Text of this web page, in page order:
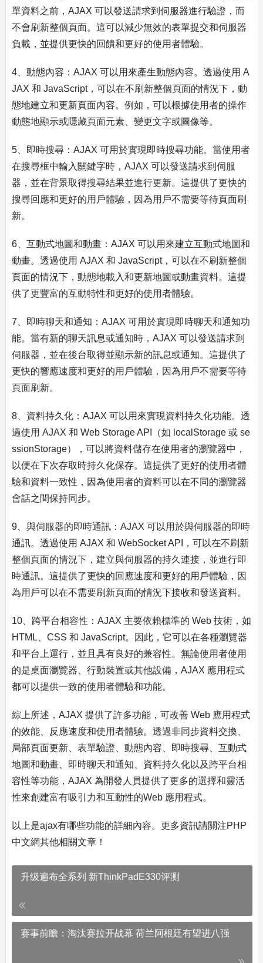
單資料之前，AJAX 可以發送請求到伺服器進行驗證，而
不會刷新整個頁面。這可以減少無效的表單提交和伺服器
負載，並提供更快的回饋和更好的使用者體驗。
4、動態內容：AJAX 可以用來產生動態內容。透過使用 A
JAX 和 JavaScript，可以在不刷新整個頁面的情況下，動
態地建立和更新頁面內容。例如，可以根據使用者的操作
動態地顯示或隱藏頁面元素、變更文字或圖像等。
5、即時搜尋：AJAX 可用於實現即時搜尋功能。當使用者
在搜尋框中輸入關鍵字時，AJAX 可以發送請求到伺服
器，並在背景取得搜尋結果並進行更新。這提供了更快的
搜尋回應和更好的用戶體驗，因為用戶不需要等待頁面刷
新。
6、互動式地圖和動畫：AJAX 可以用來建立互動式地圖和
動畫。透過使用 AJAX 和 JavaScript，可以在不刷新整個
頁面的情況下，動態地載入和更新地圖或動畫資料。這提
供了更豐富的互動特性和更好的使用者體驗。
7、即時聊天和通知：AJAX 可用於實現即時聊天和通知功
能。當有新的聊天訊息或通知時，AJAX 可以發送請求到
伺服器，並在後台取得並顯示新的訊息或通知。這提供了
更快的響應速度和更好的用戶體驗，因為用戶不需要等待
頁面刷新。
8、資料持久化：AJAX 可以用來實現資料持久化功能。透
過使用 AJAX 和 Web Storage API（如 localStorage 或 se
ssionStorage），可以將資料儲存在使用者的瀏覽器中，
以便在下次存取時持久化保存。這提供了更好的使用者體
驗和資料一致性，因為使用者的資料可以在不同的瀏覽器
會話之間保持同步。
9、與伺服器的即時通訊：AJAX 可以用於與伺服器的即時
通訊。透過使用 AJAX 和 WebSocket API，可以在不刷新
整個頁面的情況下，建立與伺服器的持久連接，並進行即
時通訊。這提供了更快的回應速度和更好的用戶體驗，因
為用戶可以在不需要刷新頁面的情況下接收和發送資料。
10、跨平台相容性：AJAX 主要依賴標準的 Web 技術，如
HTML、CSS 和 JavaScript。因此，它可以在各種瀏覽器
和平台上運行，並且具有良好的兼容性。無論使用者使用
的是桌面瀏覽器、行動裝置或其他設備，AJAX 應用程式
都可以提供一致的使用者體驗和功能。
綜上所述，AJAX 提供了許多功能，可改善 Web 應用程式
的效能、反應速度和使用者體驗。透過非同步資料交換、
局部頁面更新、表單驗證、動態內容、即時搜尋、互動式
地圖和動畫、即時聊天和通知、資料持久化以及跨平台相
容性等功能，AJAX 為開發人員提供了更多的選擇和靈活
性來創建富有吸引力和互動性的Web 應用程式。
以上是ajax有哪些功能的詳細內容。更多資訊請關注PHP
中文網其他相關文章！
升级遍布全系列 新ThinkPadE330评测
赛事前瞻：淘汰赛拉开战幕 荷兰阿根廷有望进八强